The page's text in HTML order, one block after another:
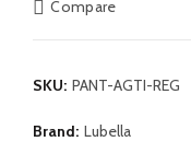
Compare
SKU: PANT-AGTI-REG
Brand: Lubella